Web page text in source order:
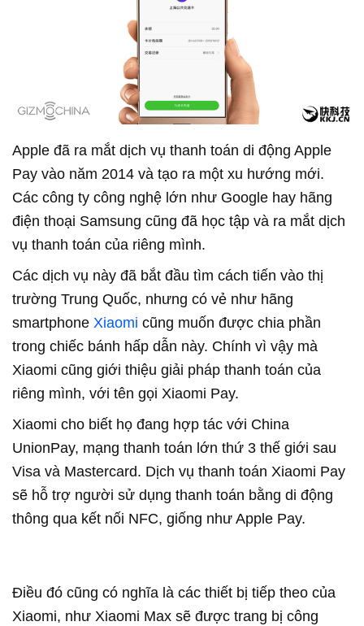
Apple đã ra mắt dịch vụ thanh toán di động Apple
Pay vào năm 2014 và tạo ra một xu hướng mới.
Các công ty công nghệ lớn như Google hay hãng
điện thoại Samsung cũng đã học tập và ra mắt dịch
vụ thanh toán của riêng mình.
Các dịch vụ này đã bắt đầu tìm cách tiến vào thị
trường Trung Quốc, nhưng có vẻ như hãng
smartphone Xiaomi cũng muốn được chia phần
trong chiếc bánh hấp dẫn này. Chính vì vậy mà
Xiaomi cũng giới thiệu giải pháp thanh toán của
riêng mình, với tên gọi Xiaomi Pay.
Xiaomi cho biết họ đang hợp tác với China
UnionPay, mạng thanh toán lớn thứ 3 thế giới sau
Visa và Mastercard. Dịch vụ thanh toán Xiaomi Pay
sẽ hỗ trợ người sử dụng thanh toán bằng di động
thông qua kết nối NFC, giống như Apple Pay.
Điều đó cũng có nghĩa là các thiết bị tiếp theo của
Xiaomi, như Xiaomi Max sẽ được trang bị công